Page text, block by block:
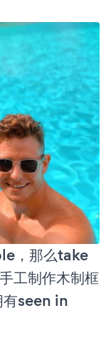
，那么take
工制作木制框
seen in